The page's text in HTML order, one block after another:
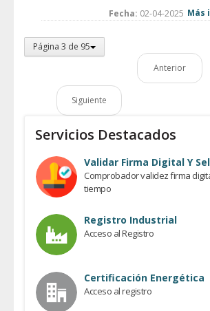
Fecha: 02-04-2025 Más
Página 3 de 95
Anterior
Siguiente
Servicios Destacados
Validar Firma Digital Y
Comprobador validez firma
tiempo
Registro Industrial
Acceso al Registro
Certificación Energética
Acceso al registro